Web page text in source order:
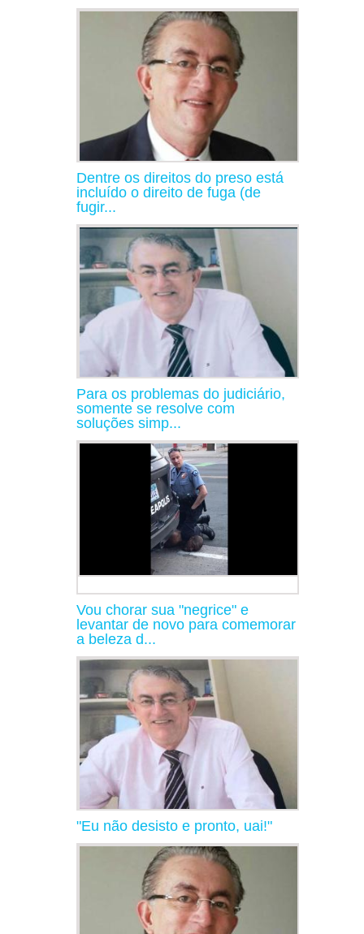
Dentre os direitos do preso está
incluído o direito de fuga (de
fugir...
Para os problemas do judiciário,
somente se resolve com
soluções simp...
Vou chorar sua "negrice" e
levantar de novo para comemorar
a beleza d...
"Eu não desisto e pronto, uai!"